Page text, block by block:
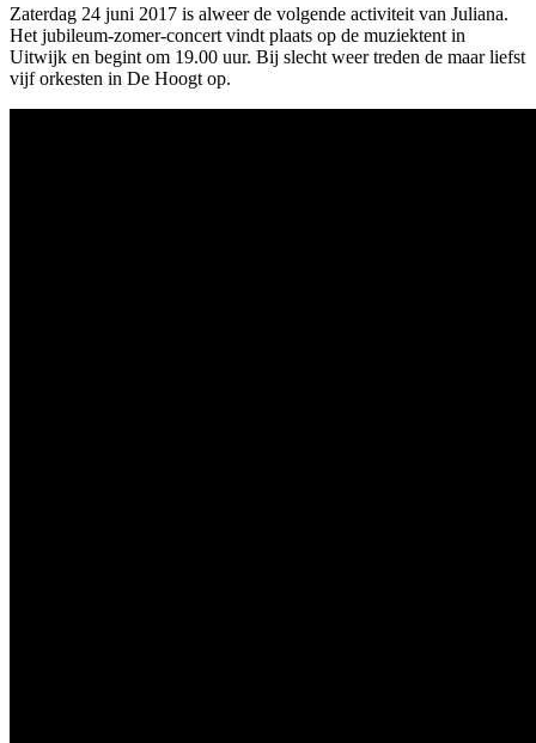
Zaterdag 24 juni 2017 is alweer de volgende activiteit van Juliana.
Het jubileum-zomer-concert vindt plaats op de muziektent in
Uitwijk en begint om 19.00 uur. Bij slecht weer treden de maar liefst
vijf orkesten in De Hoogt op.